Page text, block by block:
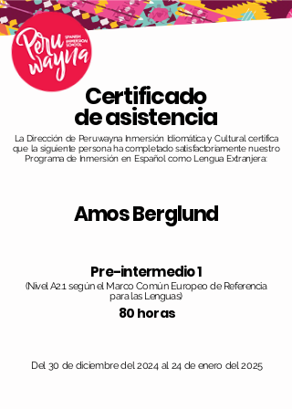
Certificado
de asistencia
La Dirección de Peruwayna Inmersión Idiomática y Cultural certifica
que la siguiente persona ha completado satisfactoriamente nuestro
Programa de Inmersión en Español como Lengua Extranjera:
Amos Berglund
Pre-intermedio 1
(Nivel A2.1 según el Marco Común Europeo de Referencia
para las Lenguas)
80 horas
Del 30 de diciembre del 2024 al 24 de enero del 2025